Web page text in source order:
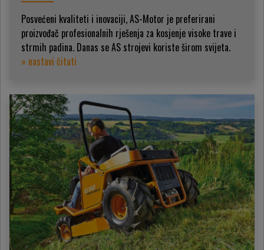
Posvećeni kvaliteti i inovaciji, AS-Motor je preferirani
proizvođač profesionalnih rješenja za kosjenje visoke trave i
strmih padina. Danas se AS strojevi koriste širom svijeta.
» nastavi čitati